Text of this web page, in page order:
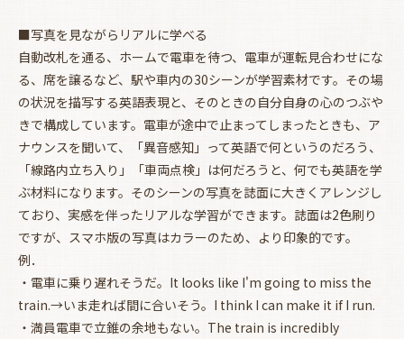
お買い物を続ける カートへ進む
■写真を見ながらリアルに学べる
自動改札を通る、ホームで電車を待つ、電車が運転見合わせにな
る、席を譲るなど、駅や車内の30シーンが学習素材です。その場
の状況を描写する英語表現と、そのときの自分自身の心のつぶや
きで構成しています。電車が途中で止まってしまったときも、ア
ナウンスを聞いて、「異音感知」って英語で何というのだろう、
「線路内立ち入り」「車両点検」は何だろうと、何でも英語を学
ぶ材料になります。そのシーンの写真を誌面に大きくアレンジし
ており、実感を伴ったリアルな学習ができます。誌面は2色刷り
ですが、スマホ版の写真はカラーのため、より印象的です。
例．
・電車に乗り遅れそうだ。It looks like I'm going to miss the
train.→いま走れば間に合いそう。I think I can make it if I run.
・満員電車で立錐の余地もない。The train is incredibly